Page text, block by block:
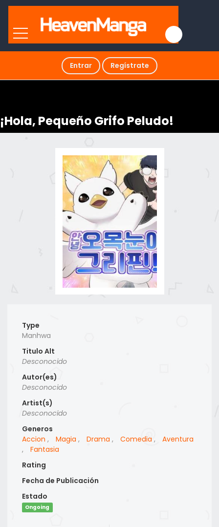
Entrar Regístrate
¡Hola, Pequeño Grifo Peludo!
Type
Manhwa
Titulo Alt
Desconocido
Autor(es)
Desconocido
Artist(s)
Desconocido
Generos
Accion , Magia , Drama , Comedia ,
Aventura
,
Fantasia
Rating
Fecha de Publicación
Estado
Ongoing